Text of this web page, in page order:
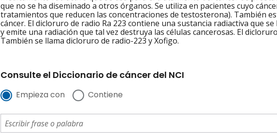
que no se ha diseminado a otros órganos. Se utiliza en pacientes cuyo
tratamientos que reducen las concentraciones de testosterona). También
cáncer. El dicloruro de radio Ra 223 contiene una sustancia radiactiva que
y emite una radiación que tal vez destruya las células cancerosas. El
También se llama dicloruro de radio-223 y Xofigo.
Consulte el Diccionario de cáncer del NCI
Empieza con Contiene